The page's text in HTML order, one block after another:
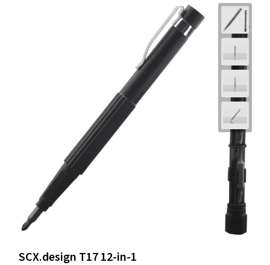
SCX.design T17 12-in-1